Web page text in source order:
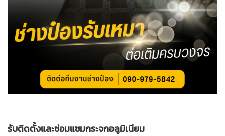
รับติดตั้งและซ่อมแซมกระจกอลูมิเนียม